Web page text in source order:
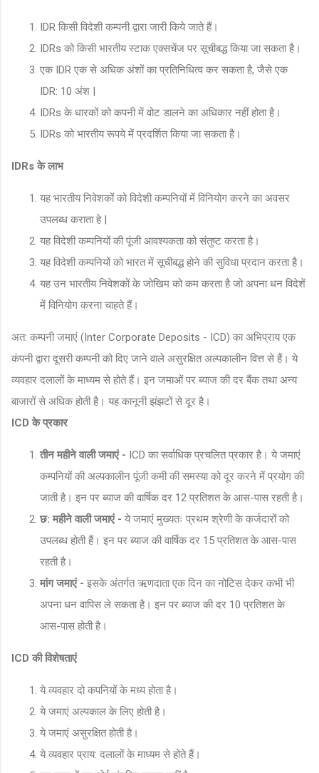
IDR किसी विदेशी कम्पनी द्वारा जारी किये जाते हैं।
IDRs को किसी भारतीय स्टाक एक्सचेंज पर सूचीबद्ध किया जा सकता है।
एक IDR एक से अधिक अंशों का प्रतिनिधित्व कर सकता है, जैसे एक
IDR: 10 अंश |
IDRs के धारकों को कपनी में वोट डालने का अधिकार नहीं होता है।
IDRs को भारतीय रूपये में प्रदर्शित किया जा सकता है।
IDRs के लाभ
यह भारतीय निवेशकों को विदेशी कम्पनियों में विनियोग करने का अवसर
उपलब्ध कराता हे |
यह विदेशी कम्पनियों की पूंजी आवश्यकता को संतुष्ट करता है।
यह विदेशी कम्पनियों को भारत में सूचीबद्ध होने की सुविधा प्रदान करता है।
यह उन भारतीय निवेशकों के जोखिम को कम करता है जो अपना धन विदेशें
में विनियोग करना चाहते हैं।
अत: कम्पनी जमाएं (Inter Corporate Deposits - ICD) का अभिप्राय एक
कंपनी द्वारा दूसरी कम्पनी को दिए जाने वाले असुरक्षित अल्पकालीन वित्त से हैं। ये
व्यवहार दलालों के माध्यम से होते हैं। इन जमाओं पर ब्याज की दर बैंक तथा अन्य
बाजारों से अधिक होती है। यह कानूनी झंझटों से दूर है।
ICD के प्रकार
तीन महीने वाली जमाएं - ICD का सर्वाधिक प्रचलित प्रकार है। ये जमाएं
कम्पनियों की अल्पकालीन पूंजी कमी की समस्या को दूर करने में प्रयोग की
जाती है। इन पर ब्याज की वार्षिक दर 12 प्रतिशत के आस-पास रहती है।
छ: महीने वाली जमाएं - ये जमाएं मुख्यतः प्रथम श्रेणी के कर्जदारों को
उपलब्ध होती हैं। इन पर ब्याज की वार्षिक दर 15 प्रतिशत के आस-पास
रहती है।
मांग जमाएं - इसके अंतर्गत ऋणदाता एक दिन का नोटिस देकर कभी भी
अपना धन वापिस ले सकता है। इन पर ब्याज की दर 10 प्रतिशत के
आस-पास होती है।
ICD की विशेषताएं
ये व्यवहार दो कपनियों के मध्य होता है।
ये जमाएं अल्पकाल के लिए होती है।
ये जमाएं असुरक्षित होती है।
ये व्यवहार प्राय: दलालों के माध्यम से होते हैं।